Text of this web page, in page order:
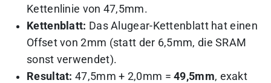
Kettenlinie von 47,5mm.
Kettenblatt: Das Alugear-Kettenblatt hat einen
Offset von 2mm (statt der 6,5mm, die SRAM
sonst verwendet).
Resultat: 47,5mm + 2,0mm =49,5mm, exakt